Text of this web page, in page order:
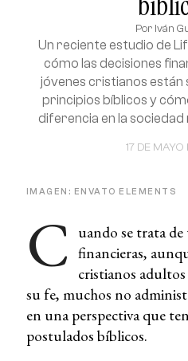
Por Iván
17 DE
Un reciente estudio de
cómo las decisiones
jóvenes cristianos
principios bíblicos y
diferencia en la sociedad
IMAGEN: ENVATO ELEMENTS
C uando se trata
financieras,
cristianos
su fe, muchos no
en una perspectiva que
postulados bíblicos.